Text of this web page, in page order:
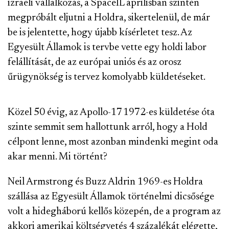
izraeli vállalkozás, a SpaceIL áprilisban szintén
megpróbált eljutni a Holdra, sikertelenül, de már
be is jelentette, hogy újabb kísérletet tesz. Az
Egyesült Államok is tervbe vette egy holdi labor
felállítását, de az európai uniós és az orosz
űrügynökség is tervez komolyabb küldetéseket.
Közel 50 évig, az Apollo-17 1972-es küldetése óta
szinte semmit sem hallottunk arról, hogy a Hold
célpont lenne, most azonban mindenki megint oda
akar menni. Mi történt?
Neil Armstrong és Buzz Aldrin 1969-es Holdra
szállása az Egyesült Államok történelmi dicsősége
volt a hidegháború kellős közepén, de a program az
akkori amerikai költségvetés 4 százalékát elégette,